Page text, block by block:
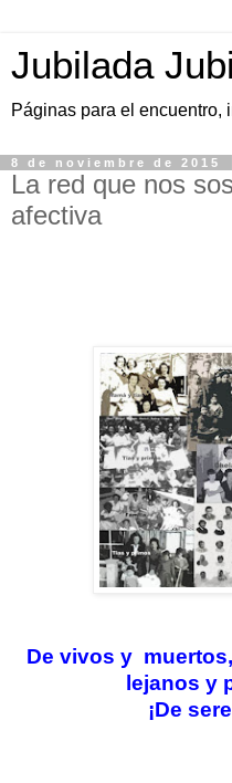
Jubilada
Páginas para el encuentro,
8 de noviembre de 2015
La red que nos
afectiva
De vivos y
lejanos
¡De